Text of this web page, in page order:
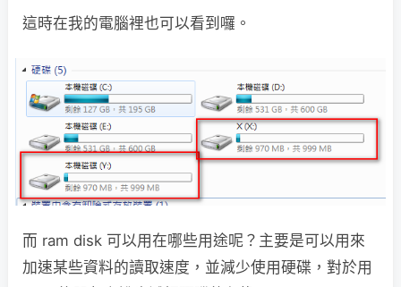
這時在我的電腦裡也可以看到囉。
而 ram disk 可以用在哪些用途呢？主要是可以用來
加速某些資料的讀取速度，並減少使用硬碟，對於用